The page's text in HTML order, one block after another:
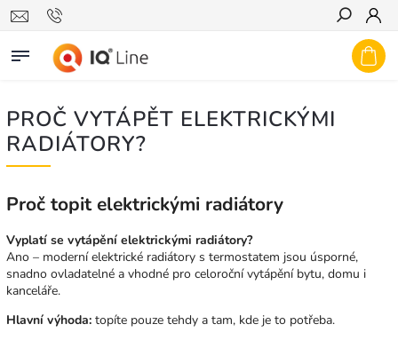
Hledat
PROČ VYTÁPĚT ELEKTRICKÝMI
RADIÁTORY?
Proč topit elektrickými radiátory
Vyplatí se vytápění elektrickými radiátory?
Ano – moderní elektrické radiátory s termostatem jsou úsporné,
snadno ovladatelné a vhodné pro celoroční vytápění bytu, domu i
kanceláře.
Hlavní výhoda: topíte pouze tehdy a tam, kde je to potřeba.